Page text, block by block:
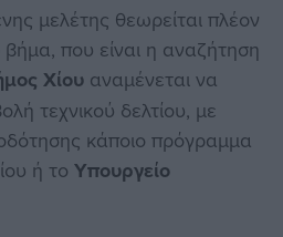
μελέτης θεωρείται πλέον
βήμα, που είναι η αναζήτηση
Χίουαναμένεται να
τεχνικού δελτίου, με
κάποιο πρόγραμμα
ή το Υπουργείο